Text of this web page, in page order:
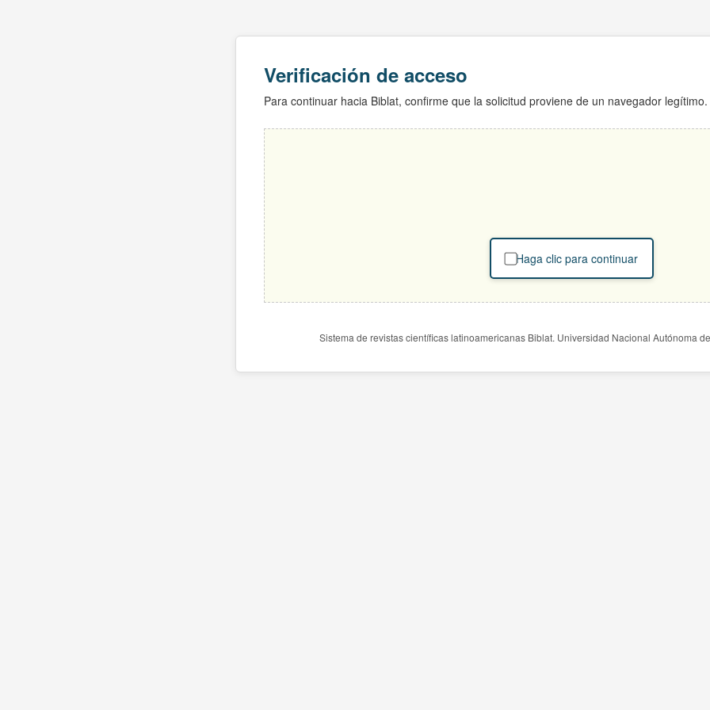
Verificación de acceso
Para continuar hacia Biblat, confirme que la solicitud proviene de un navegador legítimo.
Haga clic para continuar
Sistema de revistas científicas latinoamericanas Biblat. Universidad Nacional Autónoma